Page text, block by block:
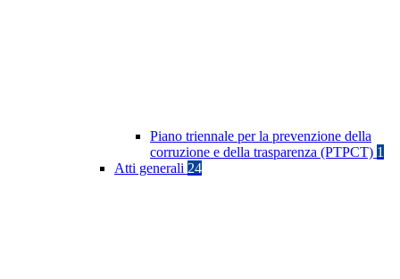
Piano triennale per la prevenzione della
corruzione e della trasparenza (PTPCT) 1
Atti generali 24